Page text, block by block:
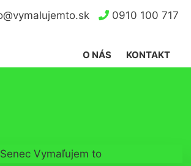
0910 100 717
KONTAKT
O NÁS